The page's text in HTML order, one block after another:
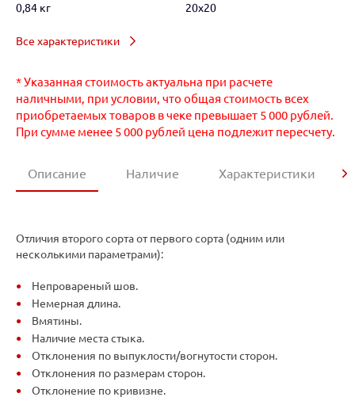
0,84 кг
20x20
Все характеристики
* Указанная стоимость актуальна при расчете
наличными, при условии, что общая стоимость всех
приобретаемых товаров в чеке превышает 5 000 рублей.
При сумме менее 5 000 рублей цена подлежит пересчету.
Описание Наличие Характеристики
Отличия второго сорта от первого сорта (одним или
несколькими параметрами):
Непровареный шов.
Немерная длина.
Вмятины.
Наличие места стыка.
Отклонения по выпуклости/вогнутости сторон.
Отклонения по размерам сторон.
Отклонение по кривизне.